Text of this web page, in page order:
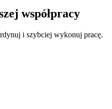
współpracy
i szybciej wykonuj pracę.